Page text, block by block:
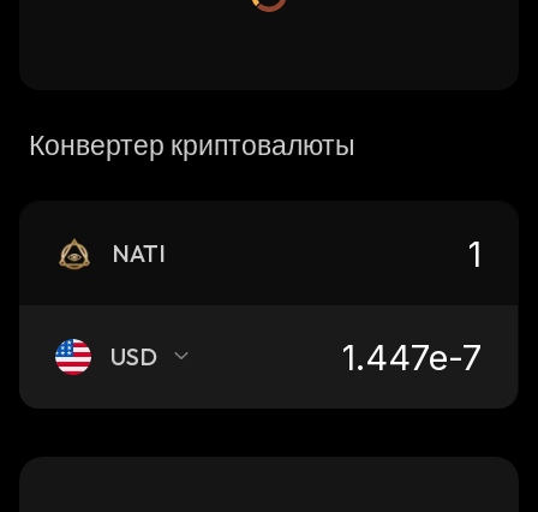
Конвертер криптовалюты
NATI
USD